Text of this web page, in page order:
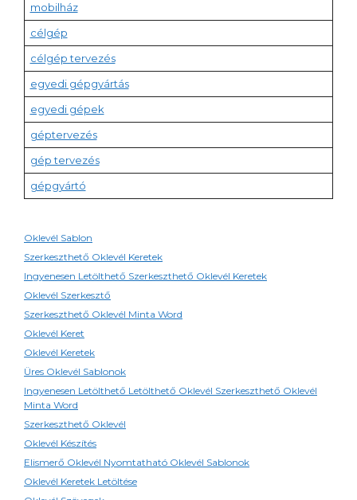
mobilház
célgép
célgép tervezés
egyedi gépgyártás
egyedi gépek
géptervezés
gép tervezés
gépgyártó
Oklevél Sablon
Szerkeszthető Oklevél Keretek
Ingyenesen Letölthető Szerkeszthető Oklevél Keretek
Oklevél Szerkesztő
Szerkeszthető Oklevél Minta Word
Oklevél Keret
Oklevél Keretek
Üres Oklevél Sablonok
Ingyenesen Letölthető Letölthető Oklevél Szerkeszthető Oklevél
Minta Word
Szerkeszthető Oklevél
Oklevél Készítés
Elismerő Oklevél Nyomtatható Oklevél Sablonok
Oklevél Keretek Letöltése